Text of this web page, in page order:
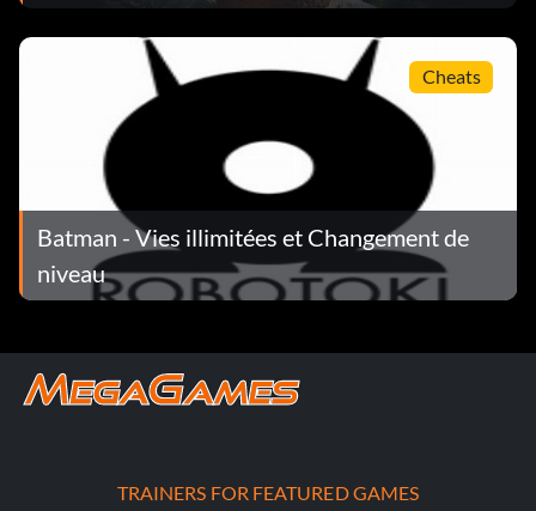
Cheats
Batman - Vies illimitées et Changement de
niveau
TRAINERS FOR FEATURED GAMES